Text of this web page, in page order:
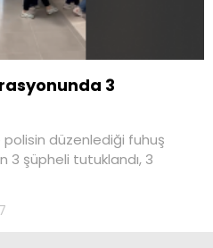
3
polisin düzenlediği fuhuş
3 şüpheli tutuklandı, 3